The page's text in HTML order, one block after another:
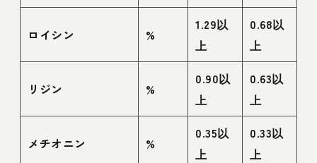
ロイシン %
1.29以
上
0.68以
上
リジン %
0.90以
上
0.63以
上
メチオニン %
0.35以
上
0.33以
上